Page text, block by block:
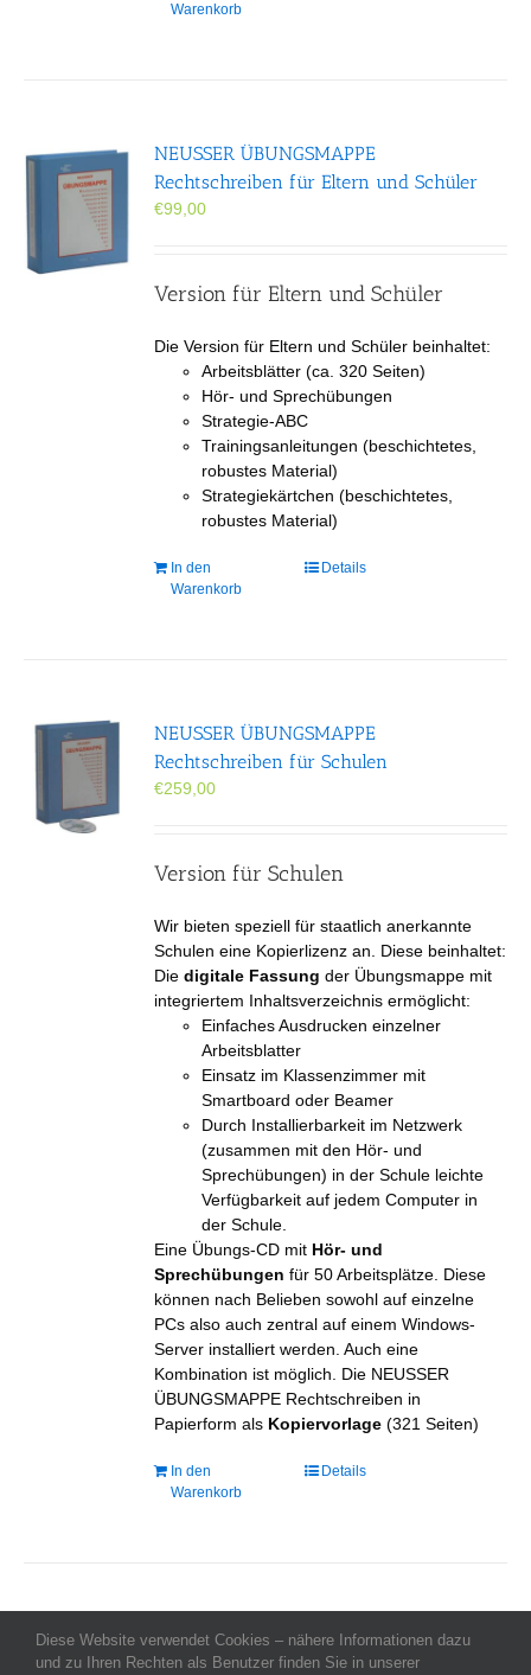
Warenkorb
NEUSSER ÜBUNGS­MAPPE
Rechtschreiben für Eltern und Schüler
€99,00
Version für Eltern und Schüler
Die Version für Eltern und Schüler beinhaltet:
Arbeitsblätter (ca. 320 Seiten)
Hör- und Sprechübungen
Strategie-ABC
Trainingsanleitungen (beschichtetes,
robustes Material)
Strategiekärtchen (beschichtetes,
robustes Material)
In den
Warenkorb
Details
NEUSSER ÜBUNGS­MAPPE
Rechtschreiben für Schulen
€259,00
Version für Schulen
Wir bieten speziell für staatlich anerkannte
Schulen eine Kopierlizenz an. Diese beinhaltet:
Diedigitale Fassung der Übungsmappe mit
integriertem Inhaltsverzeichnis ermöglicht:
Einfaches Ausdrucken einzelner
Arbeitsblatter
Einsatz im Klassenzimmer mit
Smartboard oder Beamer
Durch Installierbarkeit im Netzwerk
(zusammen mit den Hör- und
Sprechübungen) in der Schule leichte
Verfügbarkeit auf jedem Computer in
der Schule.
Eine Übungs-CD mit Hör- und
Sprechübungen für 50 Arbeitsplätze. Diese
können nach Belieben sowohl auf einzelne
PCs also auch zentral auf einem Windows-
Server installiert werden. Auch eine
Kombination ist möglich. Die NEUSSER
ÜBUNGSMAPPE Rechtschreiben in
Papierform als Kopiervorlage (321 Seiten)
In den
Warenkorb
Details
Allgemeine Geschäftsbedingungen -Impressum-Datenschutz-
Kontakt- Copyright celeco®
Diese Website verwendet Cookies – nähere Informationen dazu
und zu Ihren Rechten als Benutzer finden Sie in unserer